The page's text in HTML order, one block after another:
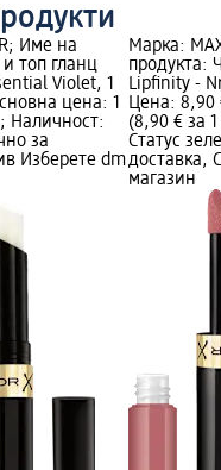
Име на
топ гланц
Violet, 1
цена: 1
Наличност:
за
Изберете dm
Марка:
продукта:
Lipfinity -
Цена: 8,90
(8,90 € за
Статус
доставка,
магазин